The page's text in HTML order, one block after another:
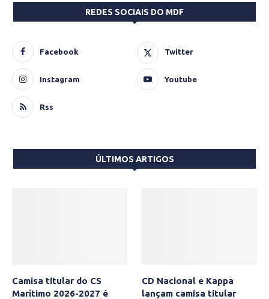
REDES SOCIAIS DO MDF
Facebook Twitter
Instagram Youtube
Rss
ÚLTIMOS ARTIGOS
Camisa titular do CS
Marítimo 2026-2027 é
CD Nacional e Kappa
lançam camisa titular